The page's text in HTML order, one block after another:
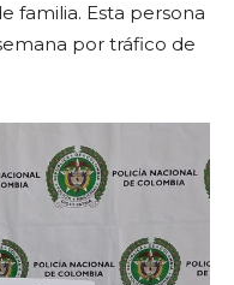
familia. Esta persona
por tráfico de